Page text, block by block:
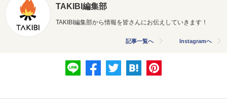
TAKIBI編集部
TAKIBI編集部から情報を皆さんにお伝えしていきます！
記事一覧へ Instagramへ